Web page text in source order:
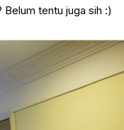
tentu juga sih :)